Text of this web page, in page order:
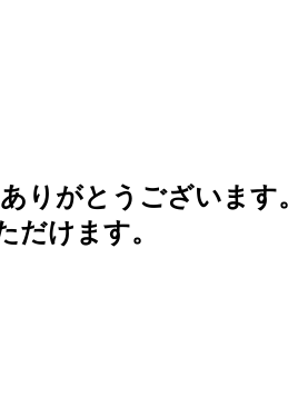
りがとうございます
だけます。